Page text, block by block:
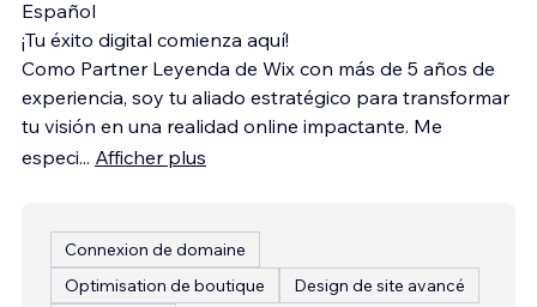
Español
¡Tu éxito digital comienza aquí!
Como Partner Leyenda de Wix con más de 5 años de
experiencia, soy tu aliado estratégico para transformar
tu visión en una realidad online impactante. Me
especi... Afficher plus
Connexion de domaine
Optimisation de boutique
Design de site avancé